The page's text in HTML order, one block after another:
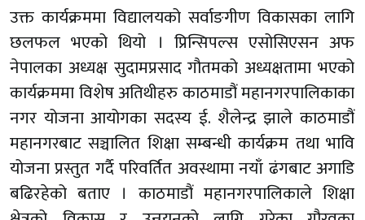
उक्त कार्यक्रममा विद्यालयको सर्वाङगीण विकासका लागि
छलफल भएको थियो । प्रिन्सिपल्स एसोसिएसन अफ
नेपालका अध्यक्ष सुदामप्रसाद गौतमको अध्यक्षतामा भएको
कार्यक्रममा विशेष अतिथीहरु काठमाडौं महानगरपालिकाका
नगर योजना आयोगका सदस्य ई. शैलेन्द्र झाले काठमाडौं
महानगरबाट सञ्चालित शिक्षा सम्बन्धी कार्यक्रम तथा भावि
योजना प्रस्तुत गर्दै परिवर्तित अवस्थामा नयाँ ढंगबाट अगाडि
बढिरहेको बताए । काठमाडौं महानगरपालिकाले शिक्षा